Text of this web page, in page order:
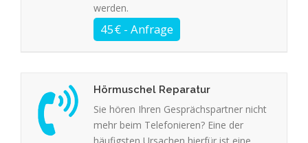
werden.
Hörmuschel Reparatur
Sie hören Ihren Gesprächspartner nicht
mehr beim Telefonieren? Eine der